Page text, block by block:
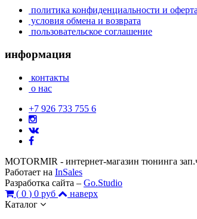
политика конфиденциальности и оферта
условия обмена и возврата
пользовательское соглашение
информация
контакты
о нас
+7 926 733 755 6
MOTORMIR - интернет-магазин тюнинга
Работает на InSales
Разработка сайта – Go.Studio
( 0 ) 0 руб
наверх
Каталог